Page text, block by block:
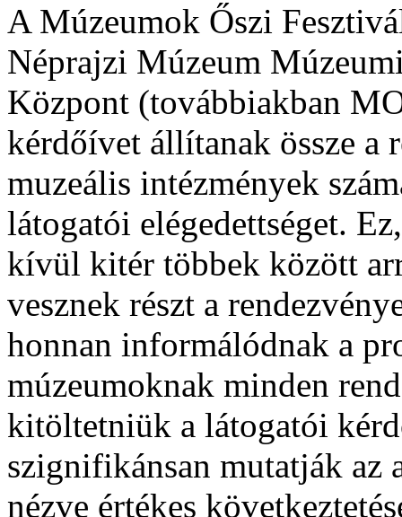
A Múzeumok Őszi
Néprajzi Múzeum
Központ (továbbiakban
kérdőívet állítanak össze a
muzeális intézmények
látogatói elégedettséget.
kívül kitér többek között
vesznek részt a
honnan informálódnak a
múzeumoknak minden
kitöltetniük a látogatói
szignifikánsan mutatják az
nézve értékes